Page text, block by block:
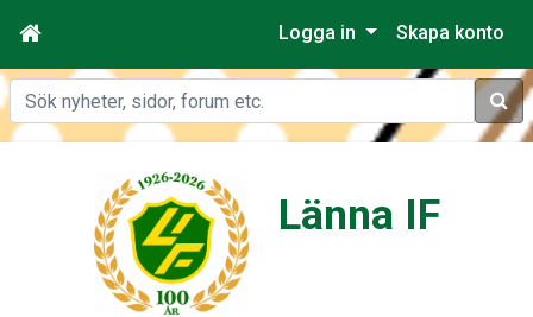
Logga in Skapa konto
Sök
Länna IF